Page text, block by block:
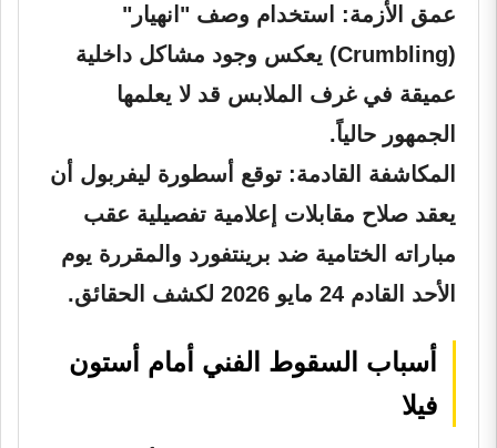
عمق الأزمة: استخدام وصف "انهيار"
(Crumbling) يعكس وجود مشاكل داخلية
عميقة في غرف الملابس قد لا يعلمها
الجمهور حالياً.
المكاشفة القادمة: توقع أسطورة ليفربول أن
يعقد صلاح مقابلات إعلامية تفصيلية عقب
مباراته الختامية ضد برينتفورد والمقررة يوم
الأحد القادم 24 مايو 2026 لكشف الحقائق.
أسباب السقوط الفني أمام أستون
فيلا